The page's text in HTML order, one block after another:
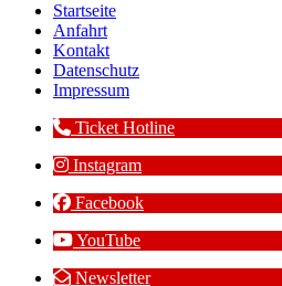
Startseite
Anfahrt
Kontakt
Datenschutz
Impressum
Ticket Hotline
Instagram
Facebook
YouTube
Newsletter